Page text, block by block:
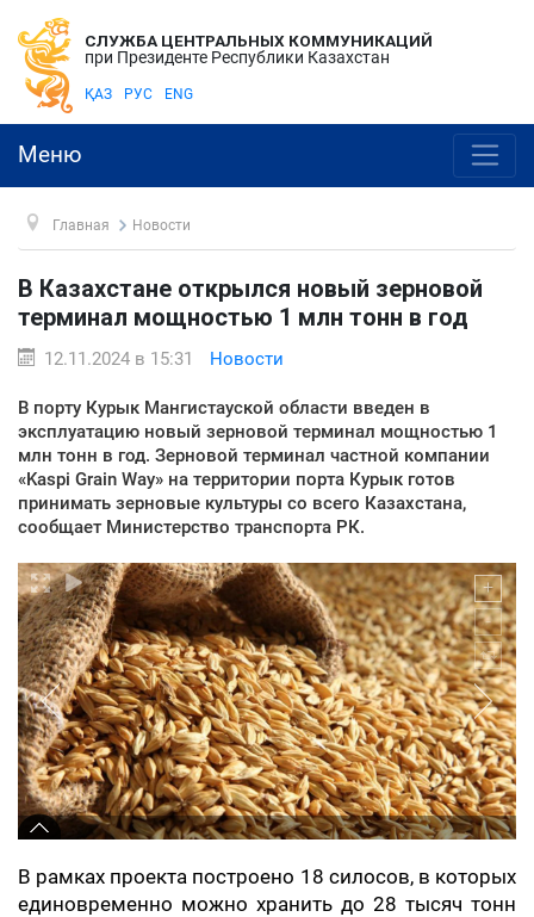
СЛУЖБА ЦЕНТРАЛЬНЫХ КОММУНИКАЦИЙ
при Президенте Республики Казахстан
ҚАЗ РУС ENG
Меню
Главная Новости
В Казахстане открылся новый зерновой
терминал мощностью 1 млн тонн в год
12.11.2024 в 15:31 Новости
В порту Курык Мангистауской области введен в
эксплуатацию новый зерновой терминал мощностью 1
млн тонн в год. Зерновой терминал частной компании
«Kaspi Grain Way» на территории порта Курык готов
принимать зерновые культуры со всего Казахстана,
сообщает Министерство транспорта РК.
В рамках проекта построено 18 силосов, в которых
единовременно можно хранить до 28 тысяч тонн